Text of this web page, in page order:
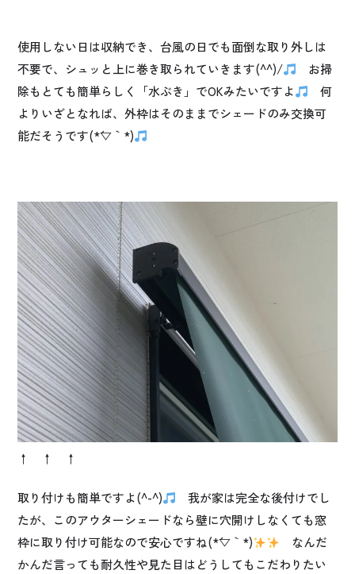
使用しない日は収納でき、台風の日でも面倒な取り外しは
不要で、シュッと上に巻き取られていきます(^^)/
お掃
除もとても簡単らしく「水ぶき」でOKみたいですよ
何
よりいざとなれば、外枠はそのままでシェードのみ交換可
能だそうです(*´▽｀*)
↑ ↑ ↑
取り付けも簡単ですよ(^-^)
我が家は完全な後付けでし
たが、このアウターシェードなら壁に穴開けしなくても窓
枠に取り付け可能なので安心ですね(*´▽｀*)
なんだ
かんだ言っても耐久性や見た目はどうしてもこだわりたい